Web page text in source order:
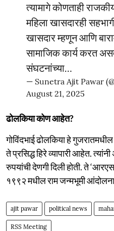
त्यामागे कोणताही
महिला खासदारही
खासदार म्हणून आणि
सामाजिक कार्य करत
संघटनांच्या…
— Sunetra Ajit Pawar
August 21, 2025
ढोलकिया कोण आहेत?
गोविंदभाई ढोलकिया हे
ते प्रसिद्ध हिरे व्यापारी आहेत.
रुपयांची देणगी दिली होती. ते
१९९२ मधील राम जन्मभूमी
ajit pawar political news
RSS Meeting